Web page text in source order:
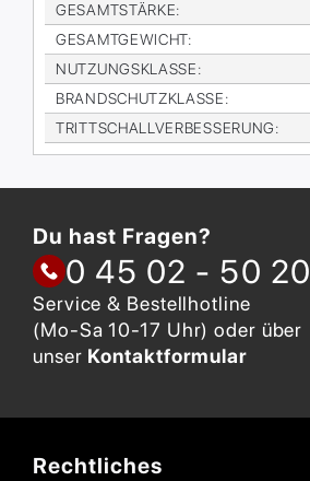
GE­SAMT­STÄR­KE:
GE­SAMT­GE­WICHT:
NUT­ZUNGS­KLAS­SE:
BRAND­SCHUTZ­KLAS­SE:
TRITT­SCHALL­VER­BES­SE­RUNG:
Du hast Fragen?
0 45 02 - 50 20
Service & Bestellhotline
(Mo-Sa 10-17 Uhr) oder über
unser Kontaktformular
Rechtliches